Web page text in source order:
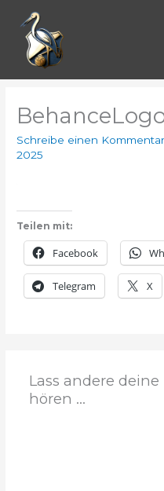
Inhalt
springen
Schreibe einen Kommentar
2025
Teilen mit:
Facebook
Telegram X
Lass andere
hören ...